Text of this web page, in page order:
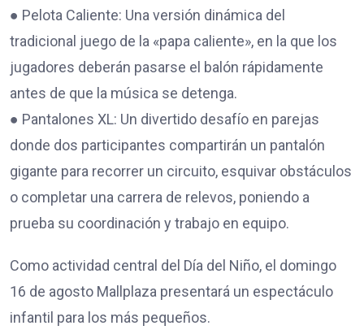
● Pelota Caliente: Una versión dinámica del
tradicional juego de la «papa caliente», en la que los
jugadores deberán pasarse el balón rápidamente
antes de que la música se detenga.
● Pantalones XL: Un divertido desafío en parejas
donde dos participantes compartirán un pantalón
gigante para recorrer un circuito, esquivar obstáculos
o completar una carrera de relevos, poniendo a
prueba su coordinación y trabajo en equipo.
Como actividad central del Día del Niño, el domingo
16 de agosto Mallplaza presentará un espectáculo
infantil para los más pequeños.